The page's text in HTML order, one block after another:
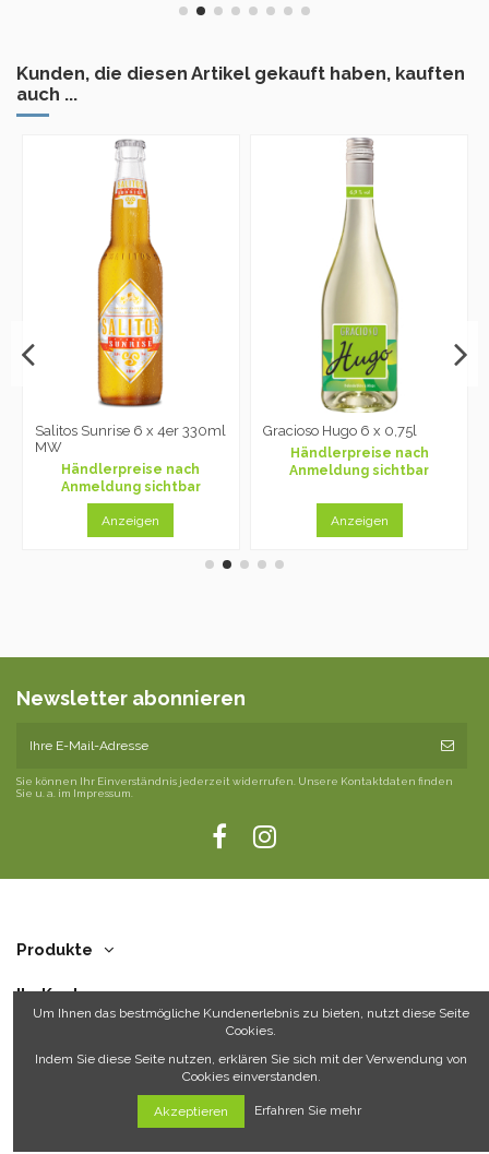
Kunden, die diesen Artikel gekauft haben, kauften
auch ...
Salitos Sunrise 6 x 4er 330ml
MW
Händlerpreise nach
Anmeldung sichtbar
Anzeigen
Gracioso Hugo 6 x 0,75l
Händlerpreise nach
Anmeldung sichtbar
Anzeigen
Newsletter abonnieren
Sie können Ihr Einverständnis jederzeit widerrufen. Unsere Kontaktdaten finden
Sie u. a. im Impressum.
Produkte
Ihr Konto
Um Ihnen das bestmögliche Kundenerlebnis zu bieten, nutzt diese Seite
Cookies.
Indem Sie diese Seite nutzen, erklären Sie sich mit der Verwendung von
Cookies einverstanden.
Akzeptieren Erfahren Sie mehr